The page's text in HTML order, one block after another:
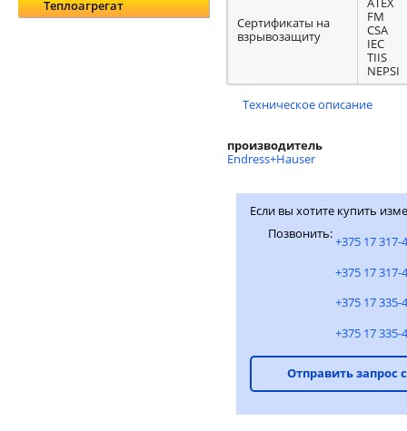
Теплоагрегат
Сертификаты на
взрывозащиту
FM
CSA
IEC
TIIS
NEPSI
Техническое описание
производитель
Endress+Hauser
Если вы хотите купить
Позвонить:
+375 17 317-
+375 17 317-
+375 17 335-
+375 17 335-
Отправить запрос